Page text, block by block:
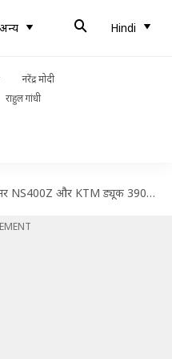
अन्य Hindi
नरेंद्र मोदी
राहुल गांधी
और KTM ड्यूक 390 में से कौन-सी बाइक है बेहतर? तुलना से जानें